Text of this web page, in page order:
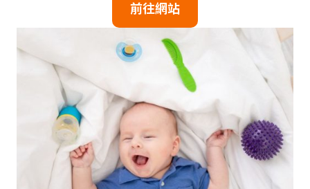
前往網站